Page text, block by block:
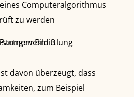
Computeralgorithmus
zu werden
davon überzeugt, dass
zum Beispiel